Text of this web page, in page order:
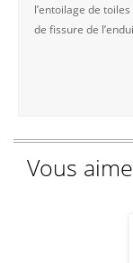
l’entoilage de
de fissure de
Vous